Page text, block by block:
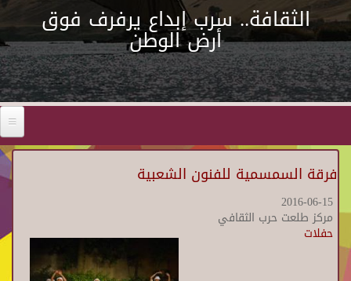
الثقافة.. سرب إبداع يرفرف فوق
أرض الوطن
فرقة السمسمية للفنون الشعبية
2016-06-15
مركز طلعت حرب الثقافي
حفلات